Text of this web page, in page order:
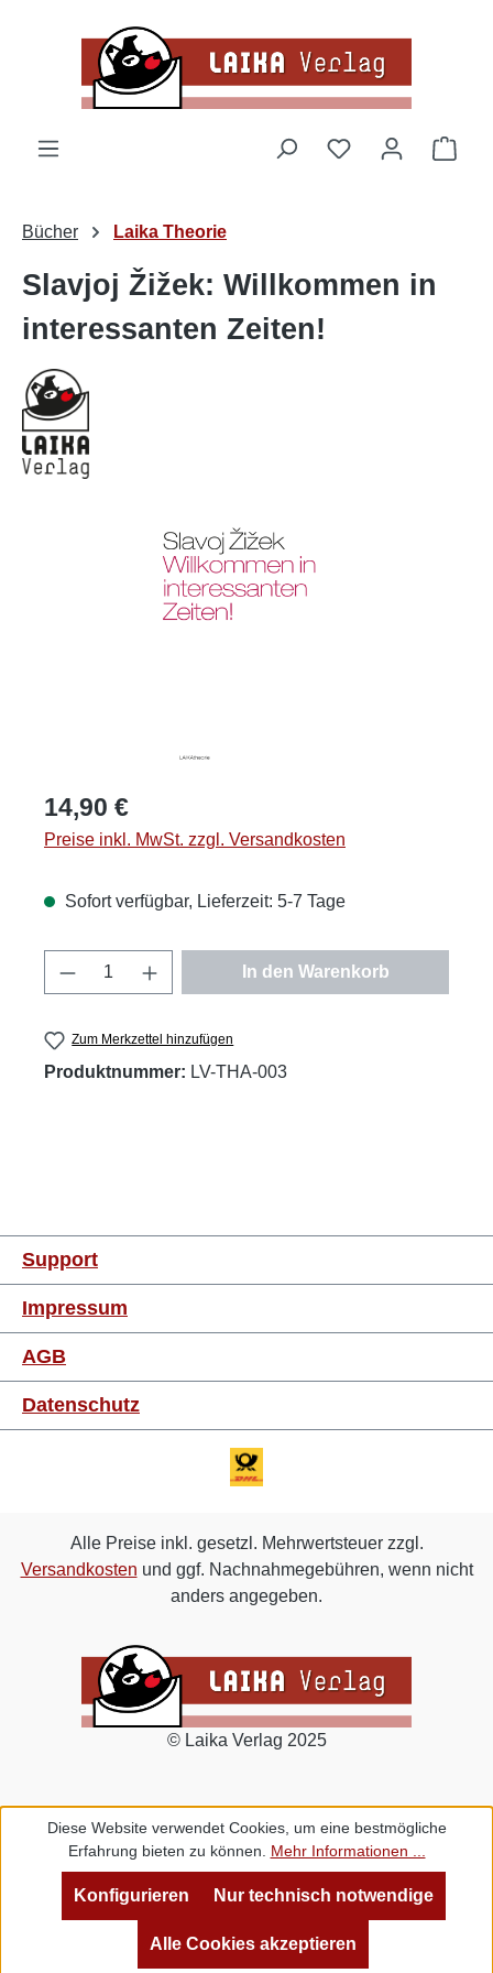
Zum Hauptinhalt springen
Du hast 0
Bücher Laika Theorie
Slavjoj Žižek: Willkommen in
interessanten Zeiten!
Regulärer Preis:
14,90 €
Preise inkl. MwSt. zzgl. Versandkosten
Sofort verfügbar, Lieferzeit: 5-7 Tage
Produkt Anzahl: Gib den gewünschten
In den Warenkorb
Zum Merkzettel hinzufügen
Produktnummer: LV-THA-003
Support
Impressum
AGB
Datenschutz
Alle Preise inkl. gesetzl. Mehrwertsteuer zzgl.
Versandkosten und ggf. Nachnahmegebühren, wenn nicht
anders angegeben.
© Laika Verlag 2025
Diese Website verwendet Cookies, um eine bestmögliche
Erfahrung bieten zu können. Mehr Informationen ...
Nur technisch notwendige
Konfigurieren
Alle Cookies akzeptieren